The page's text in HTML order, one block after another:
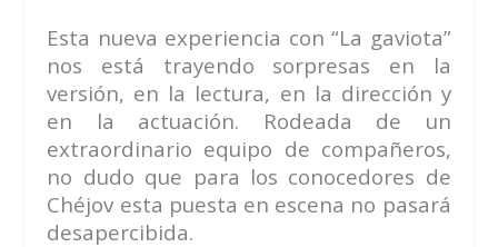
Esta nueva experiencia con “La gaviota”
nos está trayendo sorpresas en la
versión, en la lectura, en la dirección y
en la actuación. Rodeada de un
extraordinario equipo de compañeros,
no dudo que para los conocedores de
Chéjov esta puesta en escena no pasará
desapercibida.